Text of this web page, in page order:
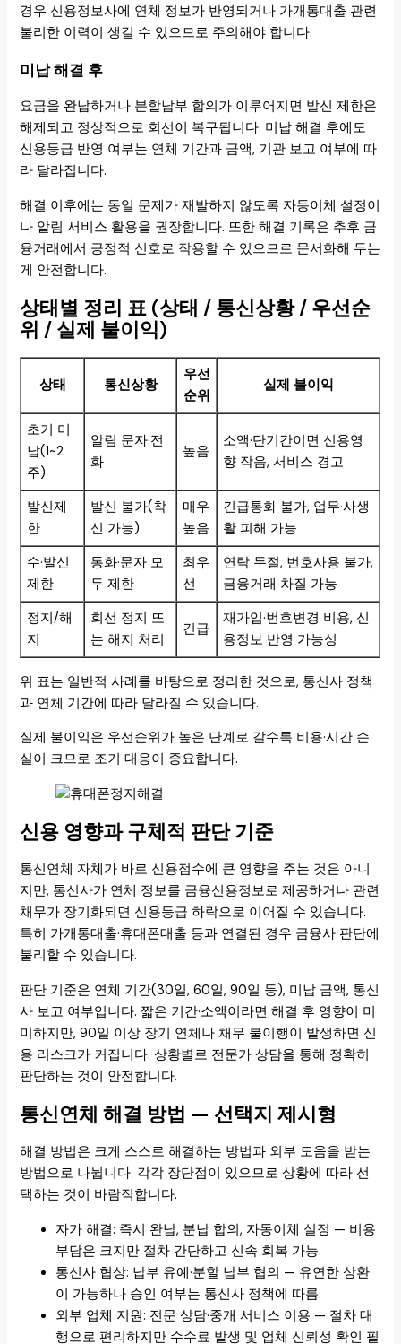
경우 신용정보사에 연체 정보가 반영되거나 가개통대출 관련
불리한 이력이 생길 수 있으므로 주의해야 합니다.
미납 해결 후
요금을 완납하거나 분할납부 합의가 이루어지면 발신 제한은
해제되고 정상적으로 회선이 복구됩니다. 미납 해결 후에도
신용등급 반영 여부는 연체 기간과 금액, 기관 보고 여부에 따
라 달라집니다.
해결 이후에는 동일 문제가 재발하지 않도록 자동이체 설정이
나 알림 서비스 활용을 권장합니다. 또한 해결 기록은 추후 금
융거래에서 긍정적 신호로 작용할 수 있으므로 문서화해 두는
게 안전합니다.
상태별 정리 표 (상태 / 통신상황 / 우선순
위 / 실제 불이익)
상태 통신상황
우선
순위
실제 불이익
초기 미
납(1~2
주)
알림 문자·전
화
높음
소액·단기간이면 신용영
향 작음, 서비스 경고
발신제
한
발신 불가(착
신 가능)
매우
높음
긴급통화 불가, 업무·사생
활 피해 가능
수·발신
제한
통화·문자 모
두 제한
최우
선
연락 두절, 번호사용 불가,
금융거래 차질 가능
정지/해
지
회선 정지 또
는 해지 처리
긴급
재가입·번호변경 비용, 신
용정보 반영 가능성
위 표는 일반적 사례를 바탕으로 정리한 것으로, 통신사 정책
과 연체 기간에 따라 달라질 수 있습니다.
실제 불이익은 우선순위가 높은 단계로 갈수록 비용·시간 손
실이 크므로 조기 대응이 중요합니다.
신용 영향과 구체적 판단 기준
통신연체 자체가 바로 신용점수에 큰 영향을 주는 것은 아니
지만, 통신사가 연체 정보를 금융신용정보로 제공하거나 관련
채무가 장기화되면 신용등급 하락으로 이어질 수 있습니다.
특히 가개통대출·휴대폰대출 등과 연결된 경우 금융사 판단에
불리할 수 있습니다.
판단 기준은 연체 기간(30일, 60일, 90일 등), 미납 금액, 통신
사 보고 여부입니다. 짧은 기간·소액이라면 해결 후 영향이 미
미하지만, 90일 이상 장기 연체나 채무 불이행이 발생하면 신
용 리스크가 커집니다. 상황별로 전문가 상담을 통해 정확히
판단하는 것이 안전합니다.
통신연체 해결 방법 — 선택지 제시형
해결 방법은 크게 스스로 해결하는 방법과 외부 도움을 받는
방법으로 나뉩니다. 각각 장단점이 있으므로 상황에 따라 선
택하는 것이 바람직합니다.
자가 해결: 즉시 완납, 분납 합의, 자동이체 설정 — 비용
부담은 크지만 절차 간단하고 신속 회복 가능.
통신사 협상: 납부 유예·분할 납부 협의 — 유연한 상환
이 가능하나 승인 여부는 통신사 정책에 따름.
외부 업체 지원: 전문 상담·중개 서비스 이용 — 절차 대
행으로 편리하지만 수수료 발생 및 업체 신뢰성 확인 필